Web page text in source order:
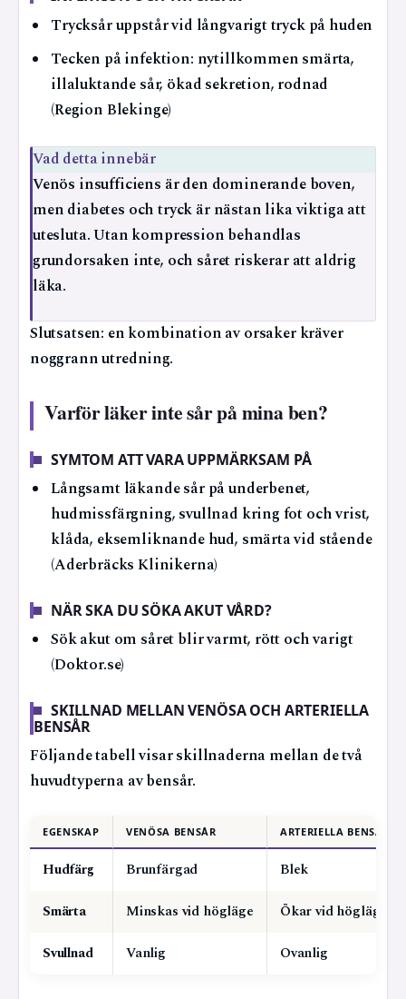
Trycksår uppstår vid långvarigt tryck på huden
Tecken på infektion: nytillkommen smärta,
illaluktande sår, ökad sekretion, rodnad
(Region Blekinge)
Vad detta innebär
Venös insufficiens är den dominerande boven,
men diabetes och tryck är nästan lika viktiga att
utesluta. Utan kompression behandlas
grundorsaken inte, och såret riskerar att aldrig
läka.
Slutsatsen: en kombination av orsaker kräver
noggrann utredning.
Varför läker inte sår på mina ben?
SYMTOM ATT VARA UPPMÄRKSAM PÅ
Långsamt läkande sår på underbenet,
hudmissfärgning, svullnad kring fot och vrist,
klåda, eksemliknande hud, smärta vid stående
(Aderbräcks Klinikerna)
NÄR SKA DU SÖKA AKUT VÅRD?
Sök akut om såret blir varmt, rött och varigt
(Doktor.se)
SKILLNAD MELLAN VENÖSA OCH ARTERIELLA
BENSÅR
Följande tabell visar skillnaderna mellan de två
huvudtyperna av bensår.
EGENSKAP VENÖSA BENSÅR ARTERIELLA BENSÅR
Hudfärg Brunfärgad
Blek
Smärta
Minskas vid högläge
Ökar vid högläge
Svullnad
Vanlig Ovanlig